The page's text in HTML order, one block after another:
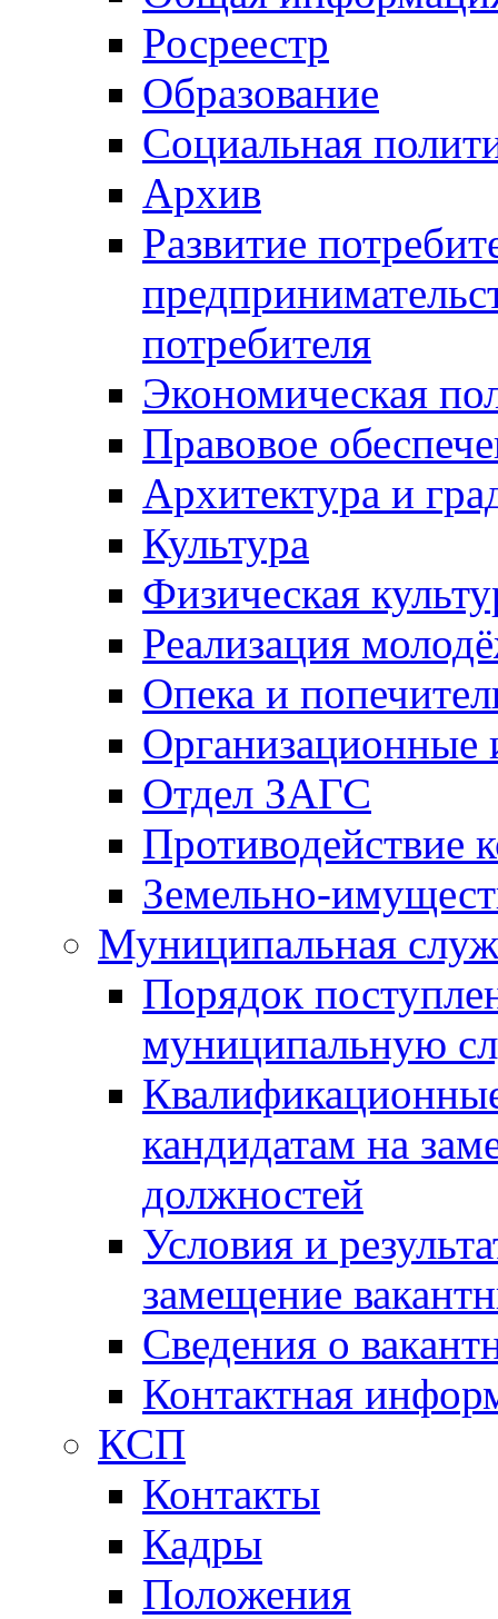
Росреестр
Образование
Социальная
Архив
Развитие
потребителя
Экономическая
Правовое
Архитектура и
Культура
Физическая
Реализация
Опека и
Отдел ЗАГС
Противодействие
Земельно-
Муниципальная
Порядок
муниципальную
кандидатам на
должностей
Условия и
замещение
Сведения о
Контактная
КСП
Контакты
Кадры
Положения